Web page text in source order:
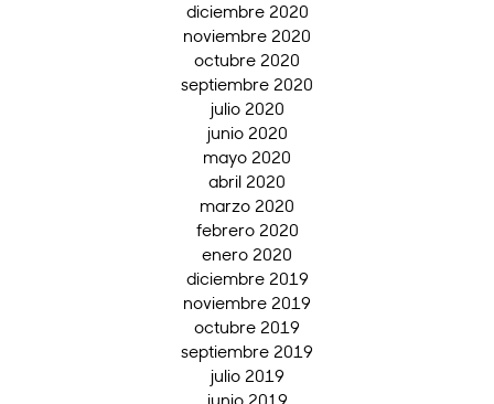
diciembre 2020
noviembre 2020
octubre 2020
septiembre 2020
julio 2020
junio 2020
mayo 2020
abril 2020
marzo 2020
febrero 2020
enero 2020
diciembre 2019
noviembre 2019
octubre 2019
septiembre 2019
julio 2019